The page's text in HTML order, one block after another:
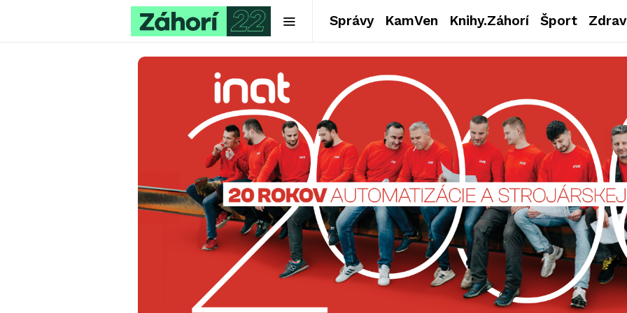
Správy KamVen Knihy.Záhorí Šport